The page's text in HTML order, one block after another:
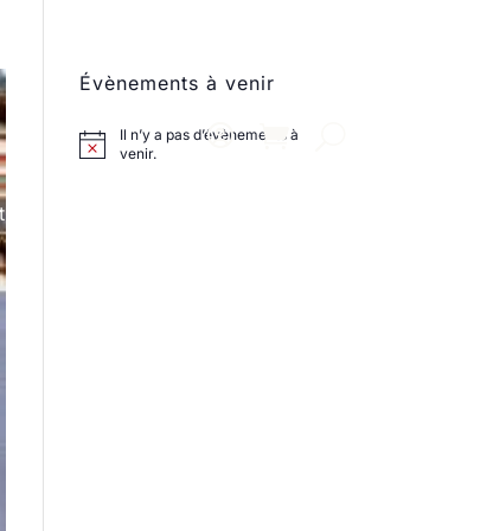
Évènements à venir
Il n’y a pas d’évènements à
venir.